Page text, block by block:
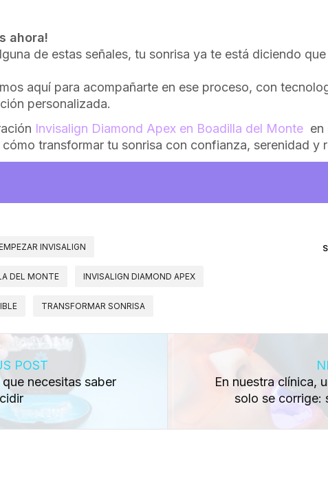
ahora!
de estas señales, tu sonrisa ya te está diciendo
aquí para acompañarte en ese proceso, con
personalizada.
Invisalign Diamond Apex en Boadilla del Monte en
transformar tu sonrisa con confianza, serenidad y
INVISALIGN
DEL MONTE INVISALIGN DIAMOND APEX
TRANSFORMAR SONRISA
POST
necesitas saber
En nuestra clínica,
solo se corrige: